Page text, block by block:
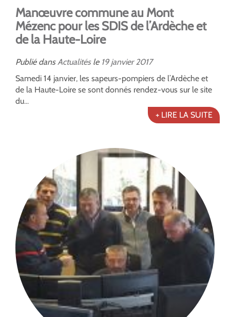
Manœuvre commune au Mont
Mézenc pour les SDIS de l’Ardèche et
de la Haute-Loire
Publié dans Actualitésle 19 janvier 2017
Samedi 14 janvier, les sapeurs-pompiers de l’Ardèche et
de la Haute-Loire se sont donnés rendez-vous sur le site
du...
+ LIRE LA SUITE